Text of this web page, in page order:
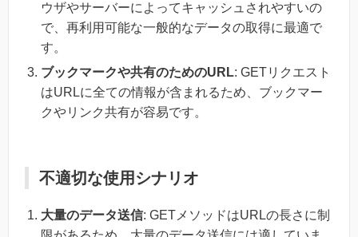
ウザやサーバーによってキャッシュされやすいの
で、再利用可能な一般的なデータの取得に最適で
す。
ブックマークや共有のためのURL: GETリクエスト
はURLに全ての情報が含まれるため、ブックマー
クやリンク共有が容易です。
不適切な使用シナリオ
大量のデータ送信: GETメソッドはURLの長さに制